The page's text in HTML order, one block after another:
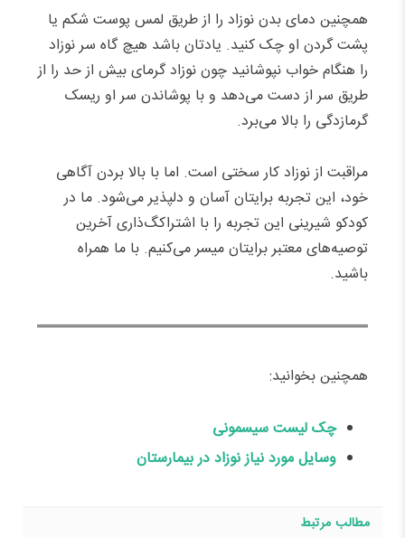
همچنین دمای بدن نوزاد را از طریق لمس پوست شکم یا
پشت گردن او چک کنید. یادتان باشد هیچ گاه سر نوزاد
را هنگام خواب نپوشانید چون نوزاد گرمای بیش از حد را از
طریق سر از دست می‌دهد و با پوشاندن سر او ریسک
گرمازدگی را بالا می‌برد.
مراقبت از نوزاد کار سختی است. اما با بالا بردن آگاهی
خود، این تجربه برایتان آسان و دلپذیر می‌شود. ما در
کودکو شیرینی این تجربه را با اشتراکگ‌ذاری آخرین
توصیه‌های معتبر برایتان میسر می‌کنیم. با ما همراه
باشید.
همچنین بخوانید:
چک لیست سیسمونی
وسایل مورد نیاز نوزاد در بیمارستان
مطالب مرتبط